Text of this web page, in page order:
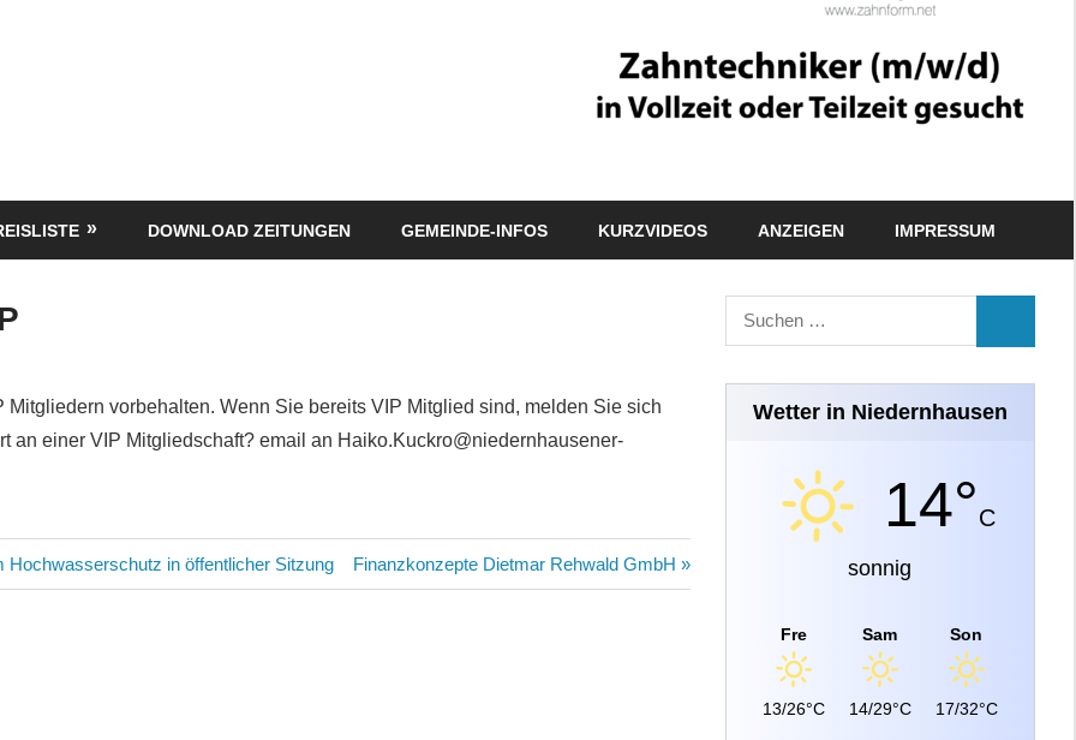
DOWNLOAD ZEITUNGEN GEMEINDE-INFOS KURZVIDEOS ANZEIGEN IMPRESSUM
Mitgliedern vorbehalten. Wenn Sie bereits VIP Mitglied sind, melden Sie sich
an einer VIP Mitgliedschaft? email an Haiko.Kuckro@niedernhausener-
Hochwasserschutz in öffentlicher Sitzung
Nächster
Beitrag:
Finanzkonzepte Dietmar Rehwald GmbH
Suchen
nach:
Wetter in Niedernhausen
14°C
sonnig
Fre
13/26°C
Sam
14/29°C
Son
17/32°C